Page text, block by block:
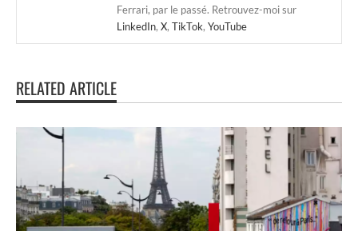
Ferrari, par le passé. Retrouvez-moi sur
LinkedIn, X, TikTok, YouTube
RELATED ARTICLE